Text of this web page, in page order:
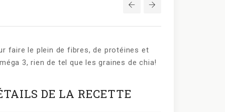
Navigation
de
l’article
faire le plein de fibres, de protéines et
3, rien de tel que les graines de chia!
DE LA RECETTE